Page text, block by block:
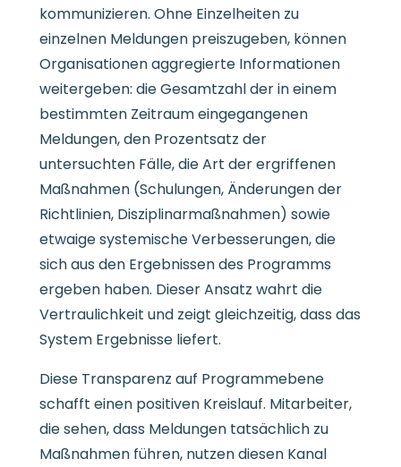
kommunizieren. Ohne Einzelheiten zu
einzelnen Meldungen preiszugeben, können
Organisationen aggregierte Informationen
weitergeben: die Gesamtzahl der in einem
bestimmten Zeitraum eingegangenen
Meldungen, den Prozentsatz der
untersuchten Fälle, die Art der ergriffenen
Maßnahmen (Schulungen, Änderungen der
Richtlinien, Disziplinarmaßnahmen) sowie
etwaige systemische Verbesserungen, die
sich aus den Ergebnissen des Programms
ergeben haben. Dieser Ansatz wahrt die
Vertraulichkeit und zeigt gleichzeitig, dass das
System Ergebnisse liefert.
Diese Transparenz auf Programmebene
schafft einen positiven Kreislauf. Mitarbeiter,
die sehen, dass Meldungen tatsächlich zu
Maßnahmen führen, nutzen diesen Kanal